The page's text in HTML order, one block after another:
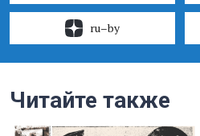
ru–by
Читайте также